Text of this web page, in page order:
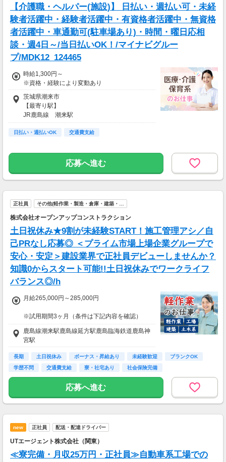
【介護職・ヘルパー(施設)】 日払い・週払い可・未経
験者活躍中・経験者活躍中・有資格者活躍中・無資格
者活躍中・車通勤可(駐車場あり)・時間・曜日応相
談・週4日～/当日払いOK！/マイナビグルー
プ/MDK12_124465
時給1,300円～
※資格・経験により変動あり
茨城県潮来市
【最寄り駅】
JR鹿島線 潮来駅
【アクセス】
潮来I.Cから車で約10分
【行方市方面から】
・県道水戸神栖線（行方縦断道路）を直進、水
郷県民の森を過ぎてすぐの「島須」信号を左折
し約1km
・水郷有料道路を直進、水郷県民の森手前の
「島須」信号を右折し約1km
日払い・週払いOK 交通費支給
応募へ進む
正社員 その他(軽作業・製造・倉庫・建築・…
株式会社オープンアップコンストラクション
土日祝休み★9割が未経験START！施工管理アシ／自
己PRなし応募◎ ＜プライム市場上場企業グループで
安心・安定＞建設業界で正社員デビューしませんか？
知識0からスタート可能!!土日祝休みでワークライフ
バランス◎/h
月給265,000円～285,000円
※試用期間3ヶ月（条件は下記内容を確認）
※固定残業超過分は別途支給
▼1ヵ月目(給与が異なる/雇用形態は本採用時と
同条件)
▼2～3ヵ月目（本採用時と同条件）
■東京
1ヵ月目:月給23.9万円～
2～3ヶ月目:月給28万円～ ※固定残業代3.7万円
■大阪
2～3ヶ月目:月給26.9万円～ ※固定残業代3.5万
円～/20時間分含む
鹿島線潮来駅鹿島線延方駅鹿島臨海鉄道鹿島神
宮駅
長期 土日祝休み ボーナス・昇給あり 未経験歓迎
ブランクOK
学歴不問
交通費支給 寮・社宅あり 社会保険完備
応募へ進む
new 正社員 配送・配達ドライバー
UTエージェント株式会社（関東）
≪寮完備・月収25万円・正社員≫自動車系工場での